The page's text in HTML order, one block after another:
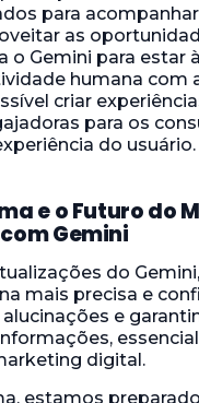
para
as
o Gemini para estar
humana com
criar
para os
do usuário.
e o Futuro do
Gemini
do
mais precisa e
e
digital.
estamos